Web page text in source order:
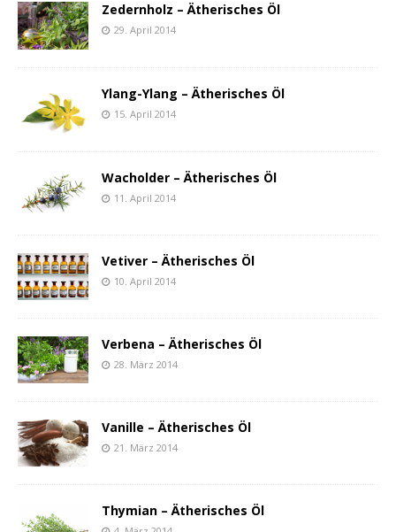
Zedernholz – Ätherisches Öl
29. April 2014
Ylang-Ylang – Ätherisches Öl
15. April 2014
Wacholder – Ätherisches Öl
11. April 2014
Vetiver – Ätherisches Öl
10. April 2014
Verbena – Ätherisches Öl
28. März 2014
Vanille – Ätherisches Öl
21. März 2014
Thymian – Ätherisches Öl